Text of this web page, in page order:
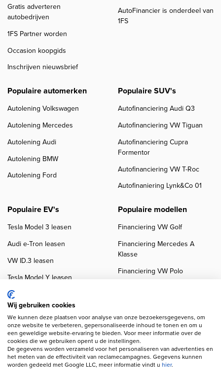
Gratis adverteren
autobedrijven
1FS Partner worden
Occasion koopgids
Inschrijven nieuwsbrief
AutoFinancier is onderdeel van
1FS
Populaire automerken
Autolening Volkswagen
Autolening Mercedes
Autolening Audi
Autolening BMW
Autolening Ford
Populaire SUV's
Autofinanciering Audi Q3
Autofinanciering VW Tiguan
Autofinanciering Cupra
Formentor
Autofinanciering VW T-Roc
Autofinaniering Lynk&Co 01
Populaire EV's
Tesla Model 3 leasen
Audi e-Tron leasen
VW ID.3 leasen
Tesla Model Y leasen
VW ID.4 leasen
Populaire modellen
Financiering VW Golf
Financiering Mercedes A
Klasse
Financiering VW Polo
Copyright navigation
Wij gebruiken cookies
We kunnen deze plaatsen voor analyse van onze bezoekersgegevens, om
onze website te verbeteren, gepersonaliseerde inhoud te tonen en om u
een geweldige website-ervaring te bieden. Voor meer informatie over de
cookies die we gebruiken opent u de instellingen.
De gegevens worden verzameld voor het personaliseren van advertenties en
het meten van de effectiviteit van reclamecampagnes. Gegevens kunnen
worden gedeeld met Google LLC, meer informatie vindt u hier.